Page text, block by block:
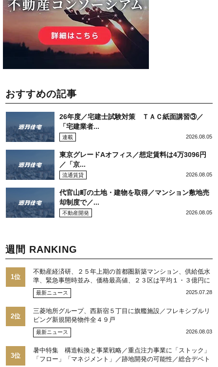
おすすめの記事
26年度／宅建士試験対策 ＴＡＣ紙面講習③／
「宅建業者...
連載 2026.08.05
東京グレードAオフィス／想定賃料は4万3096円
／「京...
流通賃貸 2026.08.05
代官山町の土地・建物を取得／マンション敷地売
却制度で／...
不動産開発 2026.08.05
週間 RANKING
1位
不動産経済研、２５年上期の首都圏新築マンション、供給低水
準、緊急事態時並み、価格最高値、２３区は平均１・３億円に
最新ニュース 2025.07.28
2位
三菱地所グループ、西新宿５丁目に旗艦施設／フレキシブルリ
ビング新規開発物件全４９戸
最新ニュース 2026.08.03
3位
暑中特集 構造転換と事業戦略／重点注力事業に「ストック」
「フロー」「マネジメント」／跡地開発の可能性／総合デベト